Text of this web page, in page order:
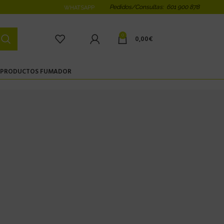
WHATSAPP Pedidos/Consultas: 601 900 878
0 0,00€
PRODUCTOS FUMADOR